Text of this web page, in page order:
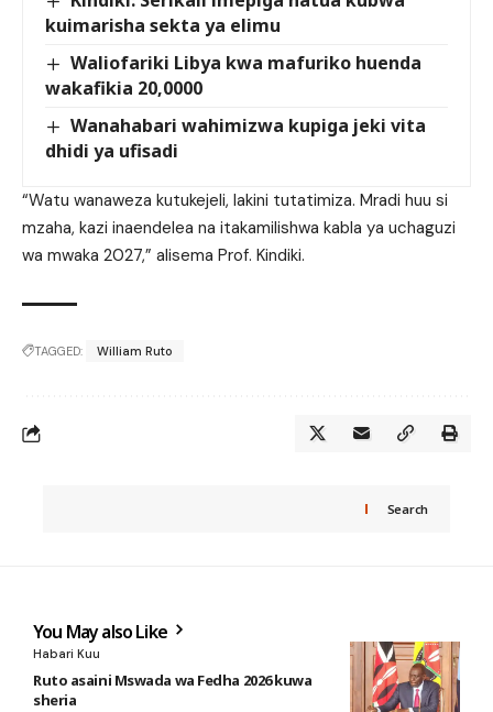
kuimarisha sekta ya elimu
Waliofariki Libya kwa mafuriko huenda
wakafikia 20,0000
Wanahabari wahimizwa kupiga jeki vita
dhidi ya ufisadi
“Watu wanaweza kutukejeli, lakini tutatimiza. Mradi huu si
mzaha, kazi inaendelea na itakamilishwa kabla ya uchaguzi
wa mwaka 2027,” alisema Prof. Kindiki.
TAGGED: William Ruto
Search
You May also Like
Habari Kuu
Ruto asaini Mswada wa Fedha 2026 kuwa
sheria